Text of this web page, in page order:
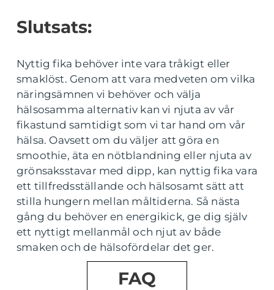
Slutsats:
Nyttig fika behöver inte vara tråkigt eller
smaklöst. Genom att vara medveten om vilka
näringsämnen vi behöver och välja
hälsosamma alternativ kan vi njuta av vår
fikastund samtidigt som vi tar hand om vår
hälsa. Oavsett om du väljer att göra en
smoothie, äta en nötblandning eller njuta av
grönsaksstavar med dipp, kan nyttig fika vara
ett tillfredsställande och hälsosamt sätt att
stilla hungern mellan måltiderna. Så nästa
gång du behöver en energikick, ge dig själv
ett nyttigt mellanmål och njut av både
smaken och de hälsofördelar det ger.
FAQ